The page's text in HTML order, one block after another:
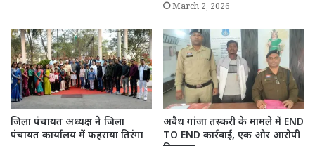
March 2, 2026
जिला पंचायत अध्यक्ष ने जिला
पंचायत कार्यालय में फहराया तिरंगा
अवैध गांजा तस्करी के मामले में END
TO END कार्रवाई, एक और आरोपी